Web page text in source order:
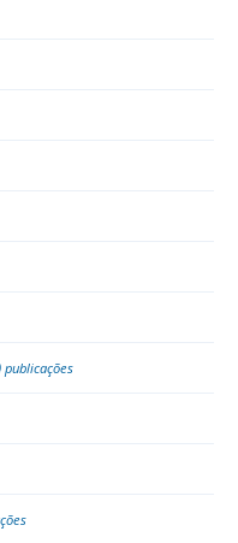
publicações